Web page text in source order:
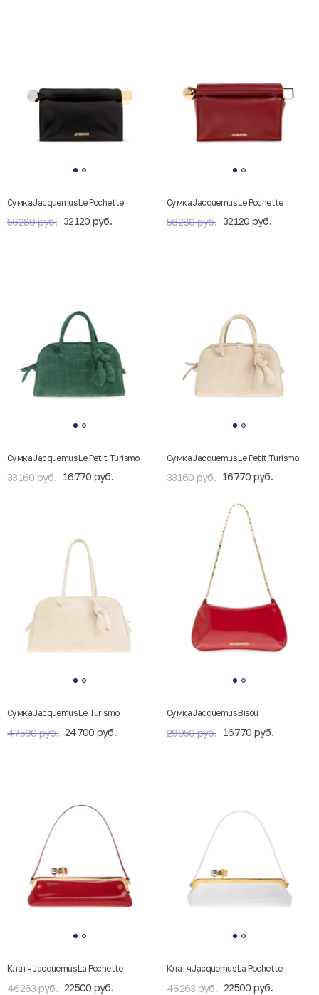
Сумка Jacquemus Le Pochette
56280 руб. 32120 руб.
Сумка Jacquemus Le Pochette
56280 руб. 32120 руб.
Cумка Jacquemus Le Petit Turismo
33160 руб. 16770 руб.
Cумка Jacquemus Le Petit Turismo
33160 руб. 16770 руб.
Cумка Jacquemus Le Turismo
47590 руб. 24700 руб.
Сумка Jacquemus Bisou
29950 руб. 16770 руб.
Клатч Jacquemus La Pochette
46263 руб. 22500 руб.
Клатч Jacquemus La Pochette
46263 руб. 22500 руб.